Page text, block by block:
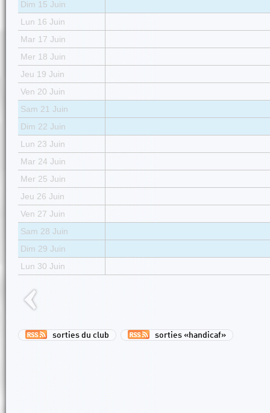
Dim 15 Juin
Lun 16 Juin
Mar 17 Juin
Mer 18 Juin
Jeu 19 Juin
Ven 20 Juin
Sam 21 Juin
Dim 22 Juin
Lun 23 Juin
Mar 24 Juin
Mer 25 Juin
Jeu 26 Juin
Ven 27 Juin
Sam 28 Juin
Dim 29 Juin
Lun 30 Juin
sorties du club sorties «handicaf»